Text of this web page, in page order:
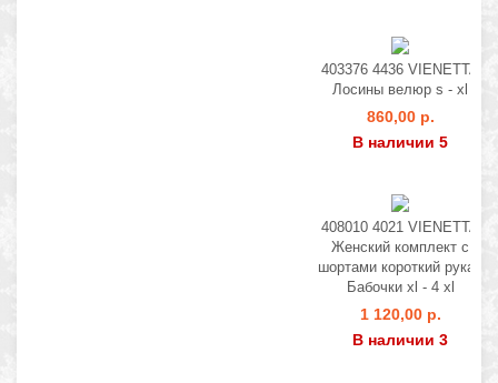
403376 4436 VIENETTA
Лосины велюр s - xl
860,00 р.
В наличии 5
408010 4021 VIENETTA
Женский комплект с
шортами короткий рукав
Бабочки xl - 4 xl
1 120,00 р.
В наличии 3